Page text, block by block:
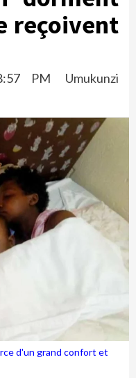
reçoivent
PM
Umukunzi
d'un grand confort et